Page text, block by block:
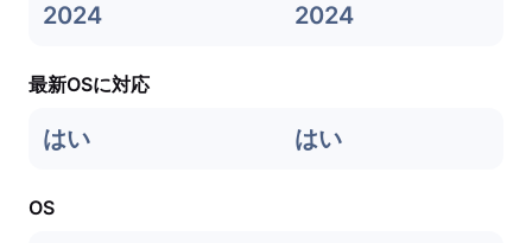
2024 2024
最新OSに対応
はい はい
OS